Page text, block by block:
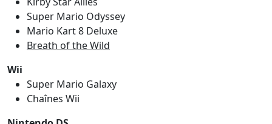
Super Mario Odyssey
Mario Kart 8 Deluxe
Breath of the Wild
Wii
Super Mario Galaxy
Chaînes Wii